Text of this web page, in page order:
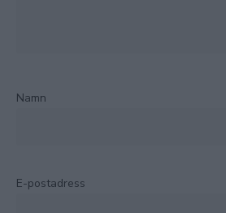
Namn
E-postadress